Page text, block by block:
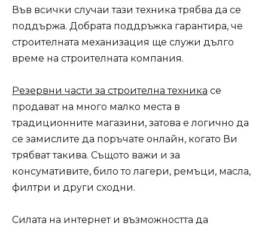
Във всички случаи тази техника трябва да се
поддържа. Добрата поддръжка гарантира, че
строителната механизация ще служи дълго
време на строителната компания.
Резервни части за строителна техника се
продават на много малко места в
традиционните магазини, затова е логично да
се замислите да поръчате онлайн, когато Ви
трябват такива. Същото важи и за
консумативите, било то лагери, ремъци, масла,
филтри и други сходни.
Силата на интернет и възможността да